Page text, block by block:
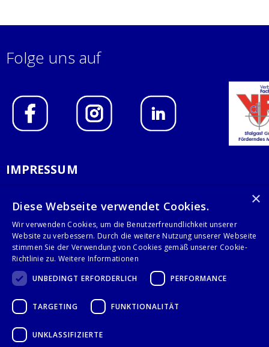
Folge uns auf
IMPRESSUM
AGB
KONTAKT
Stalgast GmbH
28359 Bremen
+49 421 408844-0
×
Diese Webseite verwendet Cookies.
Wir verwenden Cookies, um die Benutzerfreundlichkeit unserer
Website zu verbessern. Durch die weitere Nutzung unserer Webseite
stimmen Sie der Verwendung von Cookies gemäß unserer Cookie-
Richtlinie zu. Weitere Informationen
UNBEDINGT ERFORDERLICH
PERFORMANCE
TARGETING FUNKTIONALITÄT
UNKLASSIFIZIERTE